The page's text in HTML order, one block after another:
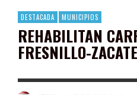
DESTACADA MUNICIPIOS
REHABILITAN
FRESNILLO-